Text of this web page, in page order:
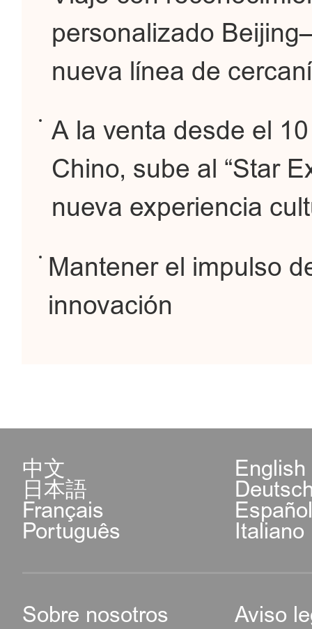
personalizado
nueva línea de
A la venta desde el
Chino, sube al “Star
nueva experiencia
Mantener el impulso
innovación
中文 English
日本語
Français
Português Italiano
Sobre nosotros Aviso